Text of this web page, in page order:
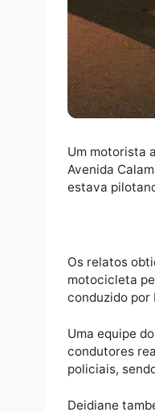
Avenida
estava
Os relatos
conduzido